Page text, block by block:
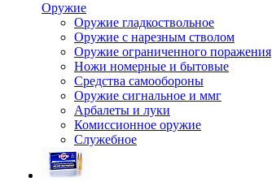
Оружие
Оружие гладкоствольное
Оружие с нарезным стволом
Оружие ограниченного поражения
Ножи номерные и бытовые
Средства самообороны
Оружие сигнальное и ммг
Арбалеты и луки
Комиссионное оружие
Служебное